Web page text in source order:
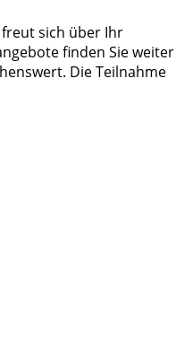
sich über Ihr
finden Sie weiter
Die Teilnahme